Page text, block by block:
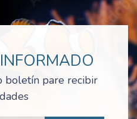
boletín pare recibir